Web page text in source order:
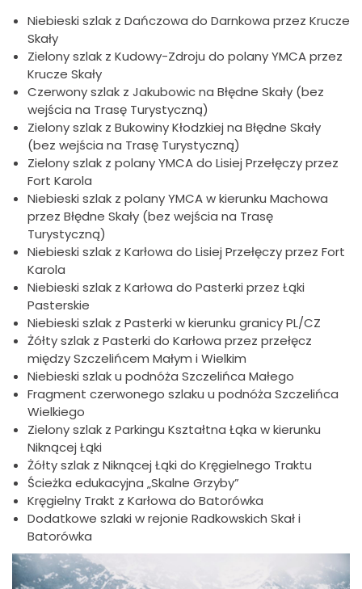
Niebieski szlak z Dańczowa do Darnkowa przez Krucze
Skały
Zielony szlak z Kudowy-Zdroju do polany YMCA przez
Krucze Skały
Czerwony szlak z Jakubowic na Błędne Skały (bez
wejścia na Trasę Turystyczną)
Zielony szlak z Bukowiny Kłodzkiej na Błędne Skały
(bez wejścia na Trasę Turystyczną)
Zielony szlak z polany YMCA do Lisiej Przełęczy przez
Fort Karola
Niebieski szlak z polany YMCA w kierunku Machowa
przez Błędne Skały (bez wejścia na Trasę
Turystyczną)
Niebieski szlak z Karłowa do Lisiej Przełęczy przez Fort
Karola
Niebieski szlak z Karłowa do Pasterki przez Łąki
Pasterskie
Niebieski szlak z Pasterki w kierunku granicy PL/CZ
Żółty szlak z Pasterki do Karłowa przez przełęcz
między Szczelińcem Małym i Wielkim
Niebieski szlak u podnóża Szczelińca Małego
Fragment czerwonego szlaku u podnóża Szczelińca
Wielkiego
Zielony szlak z Parkingu Kształtna Łąka w kierunku
Niknącej Łąki
Żółty szlak z Niknącej Łąki do Kręgielnego Traktu
Ścieżka edukacyjna „Skalne Grzyby”
Kręgielny Trakt z Karłowa do Batorówka
Dodatkowe szlaki w rejonie Radkowskich Skał i
Batorówka